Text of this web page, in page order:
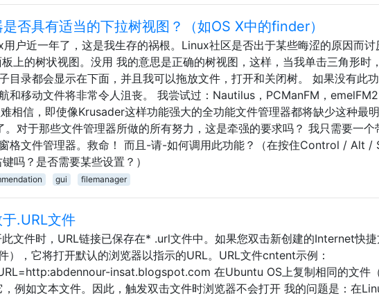
否具有适当的下拉树视图？（如OS X中的finder）
户近一年了，这是我生存的祸根。Linux社区是否出于某些晦涩的原因而讨
上的树状视图。没用 我的意思是正确的树视图，这样，当我单击三角形时
目录都会显示在下面，并且我可以拖放文件，打开和关闭树。 如果没有此功
和移动文件将非常令人沮丧。 我尝试过：Nautilus，PCManFM，emelFM2
相信，即使像Krusader这样功能强大的全功能文件管理器都将缺少这种最
对于那些文件管理器所做的所有努力，这是牵强的要求吗？ 我只需要一个
格文件管理器。救命！ 而且-请-如何调用此功能？（在按住Control / Alt /
吗？是否需要某些设置？）
gui filemanager
.URL文件
文件时，URL链接已保存在* .url文件中。如果您双击新创建的Internet快
），它将打开默认的浏览器以指示的URL。URL文件cntent示例：
insat.blogspot.com 在Ubuntu OS上复制相同的文件（
例如文本文件。因此，触发双击文件时浏览器不会打开 我的问题是：在